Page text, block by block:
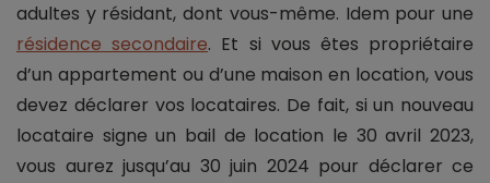
adultes y résidant, dont vous-même. Idem pour une
résidence secondaire. Et si vous êtes propriétaire
d’un appartement ou d’une maison en location, vous
devez déclarer vos locataires. De fait, si un nouveau
locataire signe un bail de location le 30 avril 2023,
vous aurez jusqu’au 30 juin 2024 pour déclarer ce